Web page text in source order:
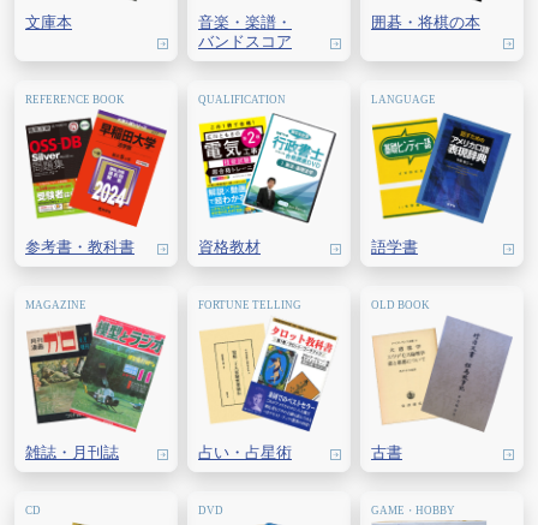
文庫本 音楽・ 楽譜・
バンドスコア
囲碁・ 将棋の本
参考書・教科書 資格教材 語学書
雑誌・ 月刊誌 占い・ 占星術 古書